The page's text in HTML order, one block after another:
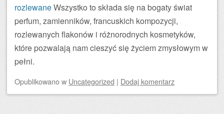
rozlewaneWszystko to składa się na bogaty świat
perfum, zamienników, francuskich kompozycji,
rozlewanych flakonów i różnorodnych kosmetyków,
które pozwalają nam cieszyć się życiem zmysłowym w
pełni.
Opublikowanow Uncategorized | Dodaj komentarz